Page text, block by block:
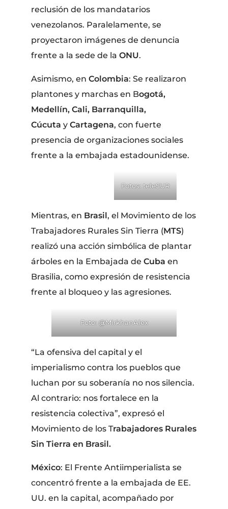
reclusión de los mandatarios
venezolanos. Paralelamente, se
proyectaron imágenes de denuncia
frente a la sede de laONU.
Asimismo, enColombia: Se realizaron
plantones y marchas en Bogotá,
Medellín, Cali, Barranquilla,
CúcutayCartagena, con fuerte
presencia de organizaciones sociales
frente a la embajada estadounidense.
Fotos: teleSUR
Mientras, en Brasil, el Movimiento de los
Trabajadores Rurales Sin Tierra (MTS)
realizó una acción simbólica de plantar
árboles en la Embajada deCubaen
Brasilia, como expresión de resistencia
frente al bloqueo y las agresiones.
Foto: @MirkhanAlex
“La ofensiva del capital y el
imperialismo contra los pueblos que
luchan por su soberanía no nos silencia.
Al contrario: nos fortalece en la
resistencia colectiva”, expresó el
Movimiento de los Trabajadores Rurales
Sin Tierra en Brasil.
México: El Frente Antiimperialista se
concentró frente a la embajada de EE.
UU. en la capital, acompañado por